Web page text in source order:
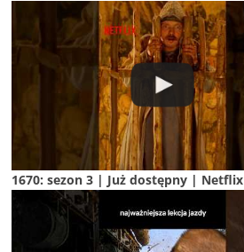
1670: sezon 3 | Już dostępny | Netflix